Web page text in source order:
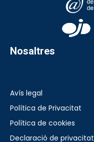
Nosaltres
Avís legal
Política de Privacitat
Política de cookies
Declaració de privacitat